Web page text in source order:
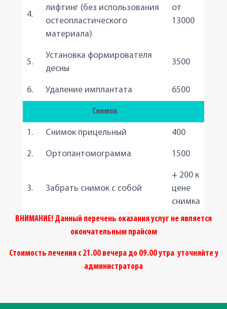
4.
лифтинг (без использования
остеопластического
материала)
от
13000
5.
Установка формирователя
десны
3500
6. Удаление имплантата 6500
Снимок
1. Снимок прицельный 400
2. Ортопантомограмма 1500
3. Забрать снимок с собой
+ 200 к
цене
снимка
ВНИМАНИЕ! Данный перечень оказания услуг не является
окончательным прайсом
Стоимость лечения с 21.00 вечера до 09.00 утра уточняйте у
администратора